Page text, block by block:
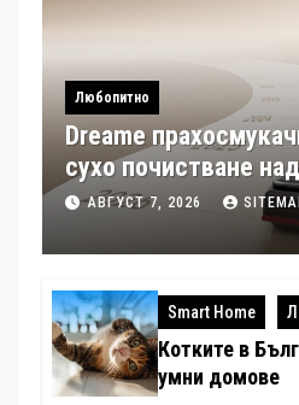
Любопитно
Dreame
сухо почистване
патентни заявки в
АВГУСТ 7, 2026
Smart Home
Котките в
умни домове